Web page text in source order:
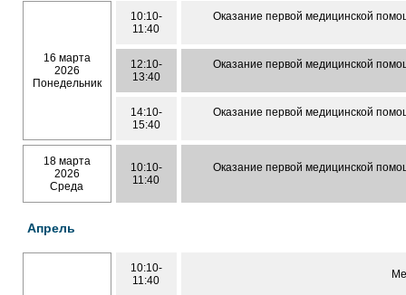
16 марта
2026
Понедельник
10:10-
11:40
Оказание первой медицинской
12:10-
13:40
Оказание первой медицинской
14:10-
15:40
Оказание первой медицинской
18 марта
2026
Среда
10:10-
11:40
Оказание первой медицинской
Апрель
10:10-
11:40